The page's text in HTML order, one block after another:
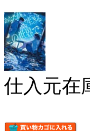
仕入元在